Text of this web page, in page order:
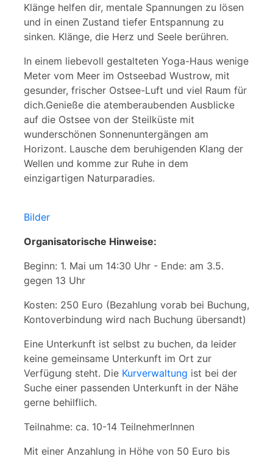
Klänge helfen dir, mentale Spannungen zu lösen
und in einen Zustand tiefer Entspannung zu
sinken. Klänge, die Herz und Seele berühren.
In einem liebevoll gestalteten Yoga-Haus wenige
Meter vom Meer im Ostseebad Wustrow, mit
gesunder, frischer Ostsee-Luft und viel Raum für
dich.Genieße die atemberaubenden Ausblicke
auf die Ostsee von der Steilküste mit
wunderschönen Sonnenuntergängen am
Horizont. Lausche dem beruhigenden Klang der
Wellen und komme zur Ruhe in dem
einzigartigen Naturparadies.
Bilder
Organisatorische Hinweise:
Beginn: 1. Mai um 14:30 Uhr - Ende: am 3.5.
gegen 13 Uhr
Kosten: 250 Euro (Bezahlung vorab bei Buchung,
Kontoverbindung wird nach Buchung übersandt)
Eine Unterkunft ist selbst zu buchen, da leider
keine gemeinsame Unterkunft im Ort zur
Verfügung steht. Die Kurverwaltung ist bei der
Suche einer passenden Unterkunft in der Nähe
gerne behilflich.
Teilnahme: ca. 10-14 TeilnehmerInnen
Mit einer Anzahlung in Höhe von 50 Euro bis